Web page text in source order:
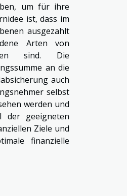
um für ihre
ist, dass im
ausgezahlt
Arten von
sind. Die
an die
auch
selbst
werden und
der geeigneten
Ziele und
finanzielle